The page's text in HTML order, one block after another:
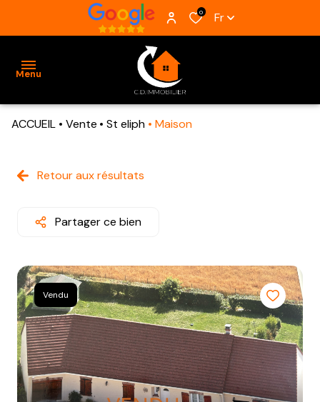
0 Fr
Menu
VENTES
VENDUS
ALERTE
E-MAIL
NOTRE
AGENCE
CONTACT
ACCUEIL Vente St eliph Maison
Retour aux résultats
Partager ce bien
Vendu